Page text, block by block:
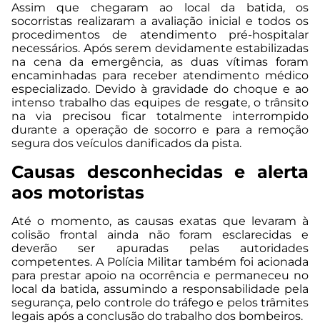
Assim que chegaram ao local da batida, os
socorristas realizaram a avaliação inicial e todos os
procedimentos de atendimento pré-hospitalar
necessários. Após serem devidamente estabilizadas
na cena da emergência, as duas vítimas foram
encaminhadas para receber atendimento médico
especializado. Devido à gravidade do choque e ao
intenso trabalho das equipes de resgate, o trânsito
na via precisou ficar totalmente interrompido
durante a operação de socorro e para a remoção
segura dos veículos danificados da pista.
Causas desconhecidas e alerta
aos motoristas
Até o momento, as causas exatas que levaram à
colisão frontal ainda não foram esclarecidas e
deverão ser apuradas pelas autoridades
competentes. A Polícia Militar também foi acionada
para prestar apoio na ocorrência e permaneceu no
local da batida, assumindo a responsabilidade pela
segurança, pelo controle do tráfego e pelos trâmites
legais após a conclusão do trabalho dos bombeiros.